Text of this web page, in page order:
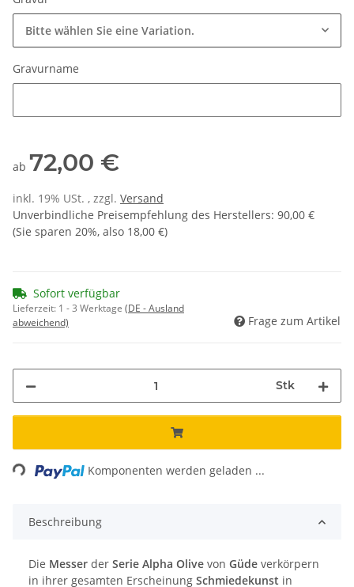
Bitte wählen Sie eine Variation.
Gravurname
ab 72,00 €
inkl. 19% USt. , zzgl. Versand
Unverbindliche Preisempfehlung des Herstellers: 90,00 €
(Sie sparen 20%, also 18,00 €)
Sofort verfügbar
Lieferzeit: 1 - 3 Werktage (DE - Ausland
abweichend)
Frage zum Artikel
Stk
Komponenten werden geladen ...
Beschreibung
Die Messer der Serie Alpha Olive von Güde verkörpern
in ihrer gesamten Erscheinung Schmiedekunst in